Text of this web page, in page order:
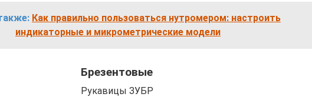
Как правильно пользоваться нутромером: настроить
индикаторные и микрометрические модели
Брезентовые
Рукавицы ЗУБР